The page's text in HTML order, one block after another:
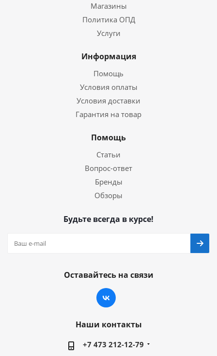
Магазины
Политика ОПД
Услуги
Информация
Помощь
Условия оплаты
Условия доставки
Гарантия на товар
Помощь
Статьи
Вопрос-ответ
Бренды
Обзоры
Будьте всегда в курсе!
Оставайтесь на связи
Наши контакты
+7 473 212-12-79